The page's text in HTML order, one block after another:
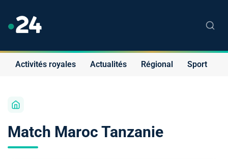
Activités royales Actualités Régional Sport
Match Maroc Tanzanie